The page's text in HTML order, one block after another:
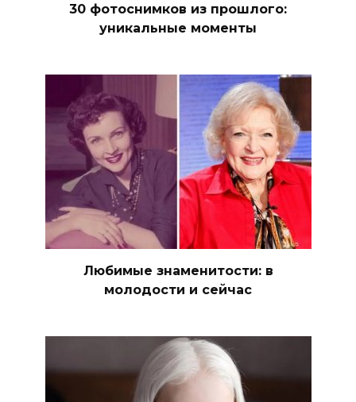
30 фотоcнимков из прошлого:
уникальные моменты
Любимые знаменитости: в
молодости и сейчас